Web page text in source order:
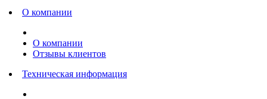
О компании
О компании
Отзывы клиентов
Техническая информация